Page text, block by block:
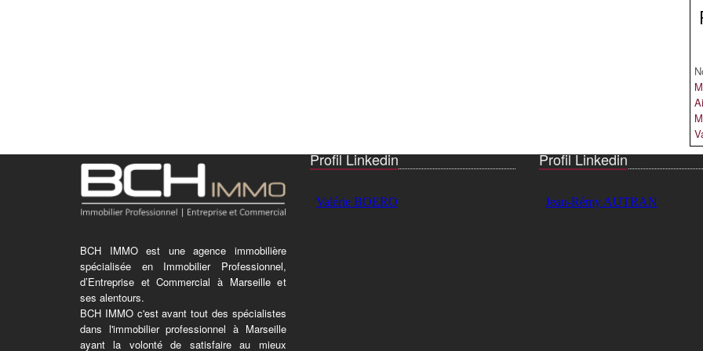
BCH IMMO est une agence immobilière
spécialisée en Immobilier Professionnel,
d’Entreprise et Commercial à Marseille et
ses alentours.
BCH IMMO c'est avant tout des spécialistes
dans l'immobilier professionnel à Marseille
ayant la volonté de satisfaire au mieux
Profil Linkedin Profil Linkedin